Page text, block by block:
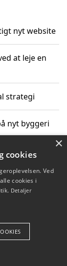
nyt website
at leje en
strategi
nyt byggeri
binding ×
cookies
Ved
cookies i
Detaljer